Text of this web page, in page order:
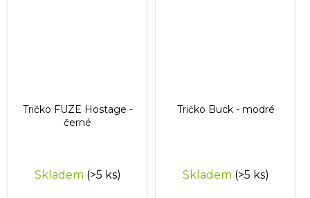
Tričko FUZE Hostage -
černé
Skladem (>5 ks)
Tričko Buck - modré
Skladem (>5 ks)